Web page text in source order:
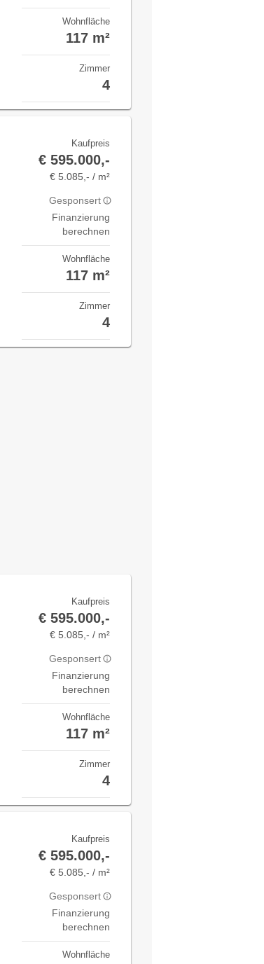
Wohnfläche
117 m²
Zimmer
4
Kaufpreis
€ 595.000,-
€ 5.085,- / m²
Gesponsert
Finanzierung
berechnen
Wohnfläche
117 m²
Zimmer
4
Kaufpreis
€ 595.000,-
€ 5.085,- / m²
Gesponsert
Finanzierung
berechnen
Wohnfläche
117 m²
Zimmer
4
Kaufpreis
€ 595.000,-
€ 5.085,- / m²
Gesponsert
Finanzierung
berechnen
Wohnfläche